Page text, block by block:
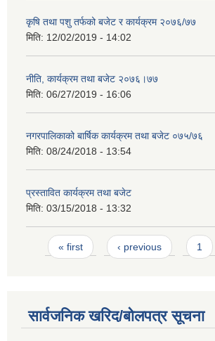
कृषि तथा पशु तर्फको बजेट र कार्यक्रम २०७६/७७
मिति: 12/02/2019 - 14:02
नीति, कार्यक्रम तथा बजेट २०७६।७७
मिति: 06/27/2019 - 16:06
नगरपालिकाको बार्षिक कार्यक्रम तथा बजेट ०७५/७६
मिति: 08/24/2018 - 13:54
प्रस्तावित कार्यक्रम तथा बजेट
मिति: 03/15/2018 - 13:32
Pages
« first ‹ previous 1
सार्वजनिक खरिद/बोलपत्र सूचना